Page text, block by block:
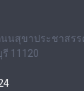
นสุขาประชาสรร
11120